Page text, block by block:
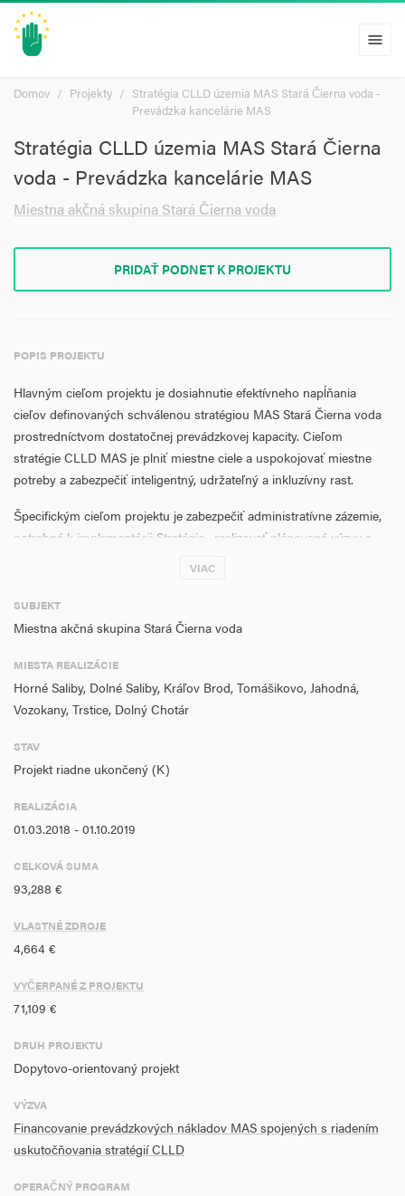
menu
Domov Projekty
Stratégia CLLD územia MAS Stará Čierna voda -
Prevádzka kancelárie MAS
Stratégia CLLD územia MAS Stará Čierna
voda - Prevádzka kancelárie MAS
Miestna akčná skupina Stará Čierna voda
PRIDAŤ PODNET K PROJEKTU
POPIS PROJEKTU
Hlavným cieľom projektu je dosiahnutie efektívneho napĺňania
cieľov definovaných schválenou stratégiou MAS Stará Čierna voda
prostredníctvom dostatočnej prevádzkovej kapacity. Cieľom
stratégie CLLD MAS je plniť miestne ciele a uspokojovať miestne
potreby a zabezpečiť inteligentný, udržateľný a inkluzívny rast.
Špecifickým cieľom projektu je zabezpečiť administratívne zázemie,
potrebné k implementácii Stratégie , realizovať plánované výzvy a
VIAC
SUBJEKT
Miestna akčná skupina Stará Čierna voda
MIESTA REALIZÁCIE
Horné Saliby, Dolné Saliby, Kráľov Brod, Tomášikovo, Jahodná,
Vozokany, Trstice, Dolný Chotár
STAV
Projekt riadne ukončený (K)
REALIZÁCIA
01.03.2018 - 01.10.2019
CELKOVÁ SUMA
93,288 €
VLASTNÉ ZDROJE
4,664 €
VYČERPANÉ Z PROJEKTU
71,109 €
DRUH PROJEKTU
Dopytovo-orientovaný projekt
VÝZVA
Financovanie prevádzkových nákladov MAS spojených s riadením
uskutočňovania stratégií CLLD
OPERAČNÝ PROGRAM